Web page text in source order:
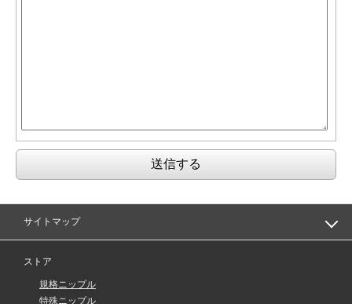
サイトマップ
ストア
規格ニップル
特殊ニップル